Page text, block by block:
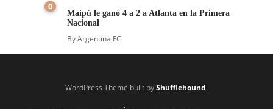
0
Maipú le ganó 4 a 2 a Atlanta en la Primera
Nacional
ByArgentina FC
WordPress Theme built byShufflehound.